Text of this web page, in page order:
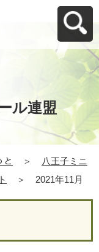
ル連盟
と ＞
八王子ミニ
＞ 2021年11月